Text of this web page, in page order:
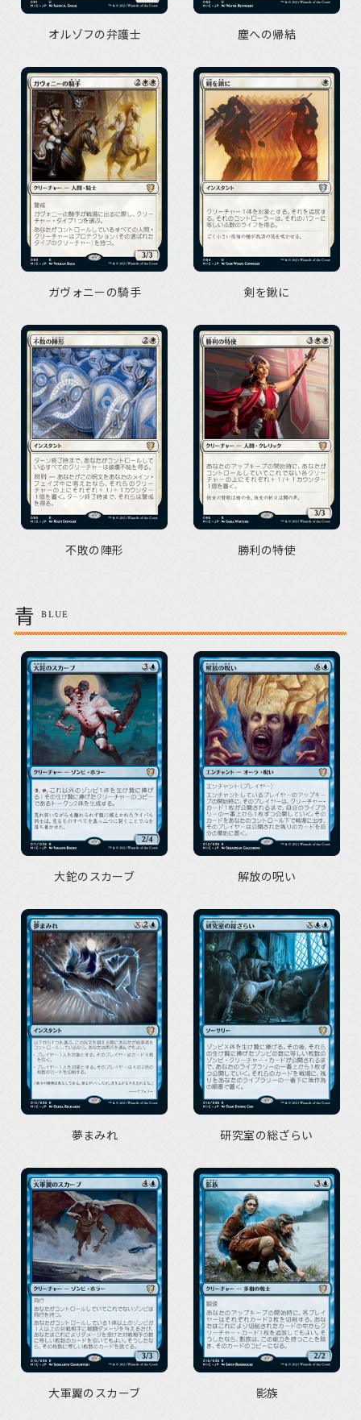
オルゾフの弁護士 塵への帰結
ガヴォニーの騎手 剣を鍬に
不敗の陣形 勝利の特使
青 BLUE
大鉈のスカーブ 解放の呪い
夢まみれ 研究室の総ざらい
大軍翼のスカーブ 影族